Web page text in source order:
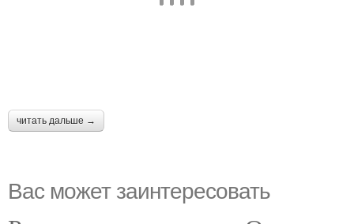
читать дальше →
Вас может заинтересовать